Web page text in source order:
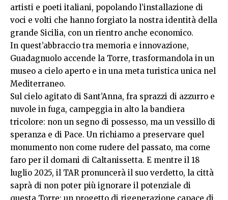
artisti e poeti italiani, popolando l’installazione di
voci e volti che hanno forgiato la nostra identità della
grande Sicilia, con un rientro anche economico.
In quest’abbraccio tra memoria e innovazione,
Guadagnuolo accende la Torre, trasformandola in un
museo a cielo aperto e in una meta turistica unica nel
Mediterraneo.
Sul cielo agitato di Sant’Anna, fra sprazzi di azzurro e
nuvole in fuga, campeggia in alto la bandiera
tricolore: non un segno di possesso, ma un vessillo di
speranza e di Pace. Un richiamo a preservare quel
monumento non come rudere del passato, ma come
faro per il domani di Caltanissetta. E mentre il 18
luglio 2025, il TAR pronuncerà il suo verdetto, la città
saprà di non poter più ignorare il potenziale di